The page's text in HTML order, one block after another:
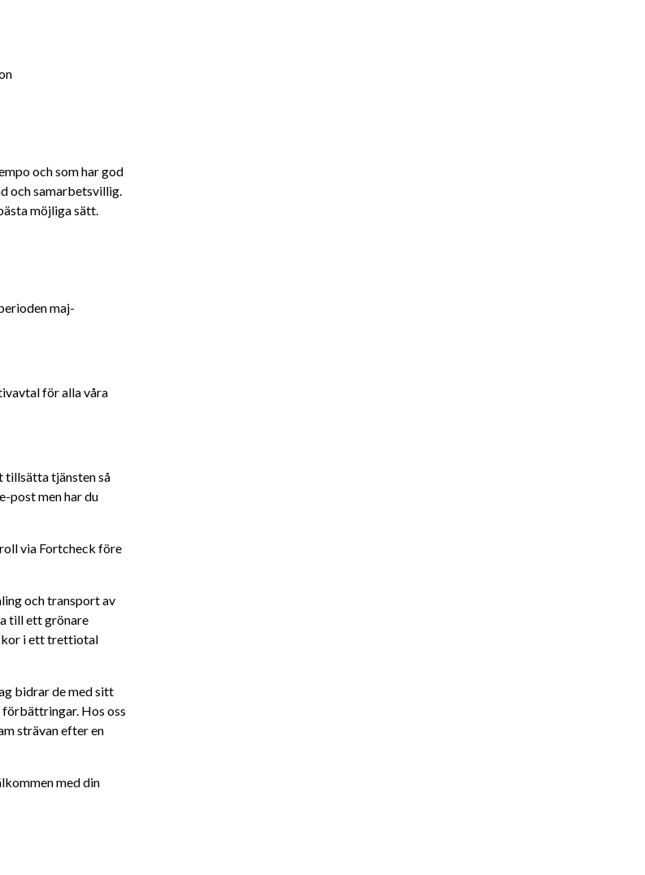
och som har god
och samarbetsvillig.
möjliga sätt.
maj-
för alla våra
tillsätta tjänsten så
post men har du
via Fortcheck före
och transport av
till ett grönare
i ett trettiotal
bidrar de med sitt
Hos oss
strävan efter en
med din